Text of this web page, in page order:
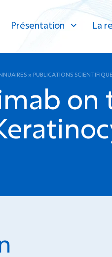
Présentation La
» PUBLICATIONS
on